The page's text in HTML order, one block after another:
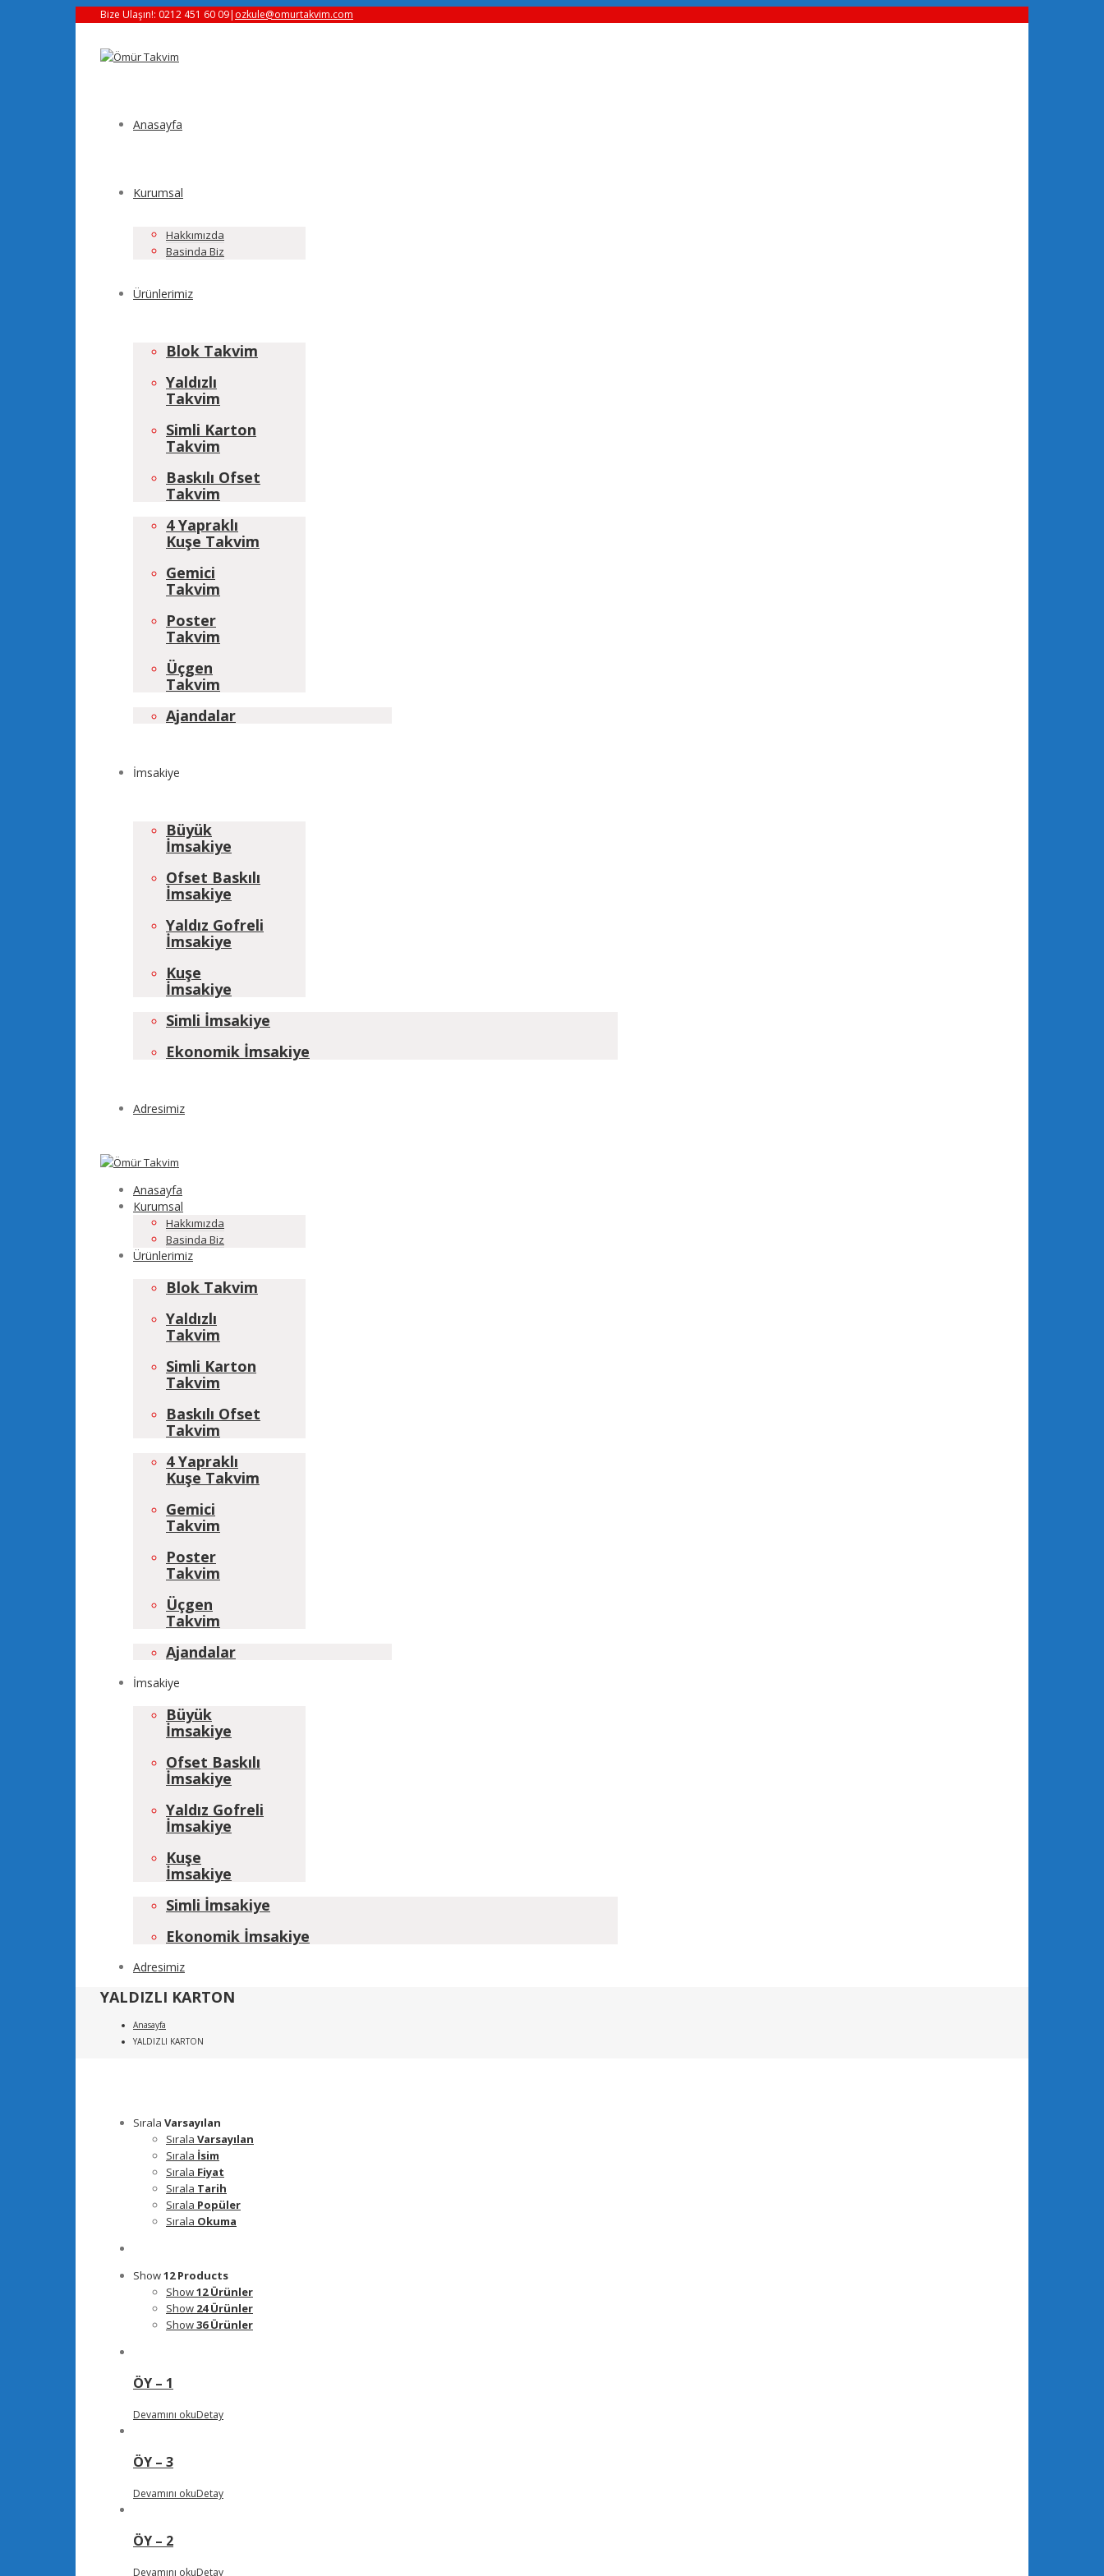
Bize Ulaşın!: 0212 451 60 09| ozkule@omurtakvim.com
Anasayfa
Kurumsal
Hakkımızda
Basinda Biz
Ürünlerimiz
Blok Takvim
Yaldızlı
Takvim
Simli Karton
Takvim
Baskılı Ofset
Takvim
4 Yapraklı
Kuşe Takvim
Gemici
Takvim
Poster
Takvim
Üçgen
Takvim
Ajandalar
İmsakiye
Büyük
İmsakiye
Ofset Baskılı
İmsakiye
Yaldız Gofreli
İmsakiye
Kuşe
İmsakiye
Simli İmsakiye
Ekonomik İmsakiye
Adresimiz
Anasayfa
Kurumsal
Hakkımızda
Basinda Biz
Ürünlerimiz
Blok Takvim
Yaldızlı
Takvim
Simli Karton
Takvim
Baskılı Ofset
Takvim
4 Yapraklı
Kuşe Takvim
Gemici
Takvim
Poster
Takvim
Üçgen
Takvim
Ajandalar
İmsakiye
Büyük
İmsakiye
Ofset Baskılı
İmsakiye
Yaldız Gofreli
İmsakiye
Kuşe
İmsakiye
Simli İmsakiye
Ekonomik İmsakiye
Adresimiz
YALDIZLI KARTON
Anasayfa
YALDIZLI KARTON
Sırala Varsayılan
Sırala Varsayılan
Sırala İsim
Sırala Fiyat
Sırala Tarih
Sırala Popüler
Sırala Okuma
Show12 Products
Show12 Ürünler
Show 24 Ürünler
Show36 Ürünler
ÖY – 1
Devamını okuDetay
ÖY – 3
Devamını okuDetay
ÖY – 2
Devamını okuDetay